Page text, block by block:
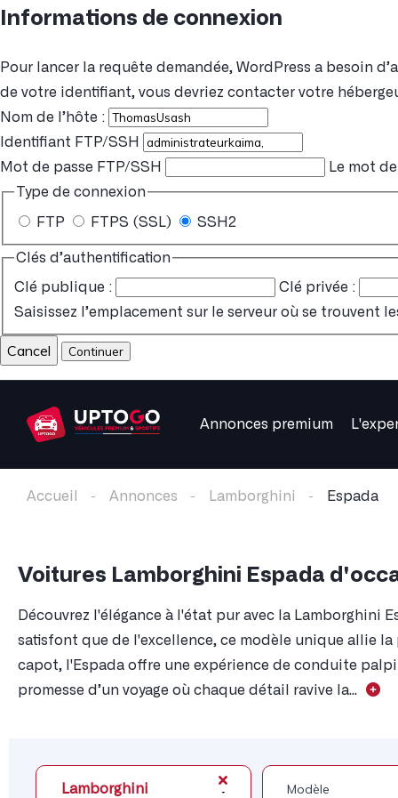
Informations de connexion
Pour lancer la requête demandée, WordPress a besoin
de votre identifiant, vous devriez contacter votre
Nom de l’hôte :
Identifiant FTP/SSH
Mot de passe FTP/SSH
Le mot
Type de connexion
FTP FTPS (SSL) SSH2
Clés d’authentification
Clé publique :
Clé privée :
Saisissez l’emplacement sur le serveur où se trouvent
Cancel
Annonces premium
Accueil Annonces Lamborghini Espada
Voitures Lamborghini Espada
Découvrez l'élégance à l'état pur avec la Lamborghini
satisfont que de l'excellence, ce modèle unique allie la
capot, l'Espada offre une expérience de conduite
promesse d’un voyage où chaque détail ravive la...
Lamborghini